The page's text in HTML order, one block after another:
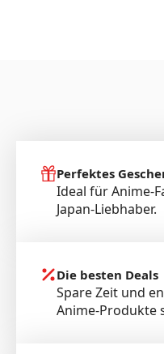
Perfektes
Ideal für Anime-
Japan-Liebhaber.
Die besten Deals
Spare Zeit und
Anime-Produkte